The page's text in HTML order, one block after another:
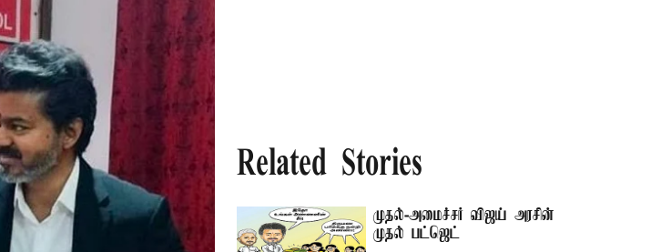
Related Stories
முதல்-அமைச்சர் விஜய் அரசின்
முதல் பட்ஜெட்